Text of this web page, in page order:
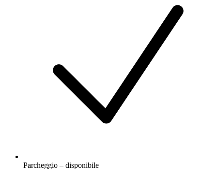
Parcheggio – disponibile